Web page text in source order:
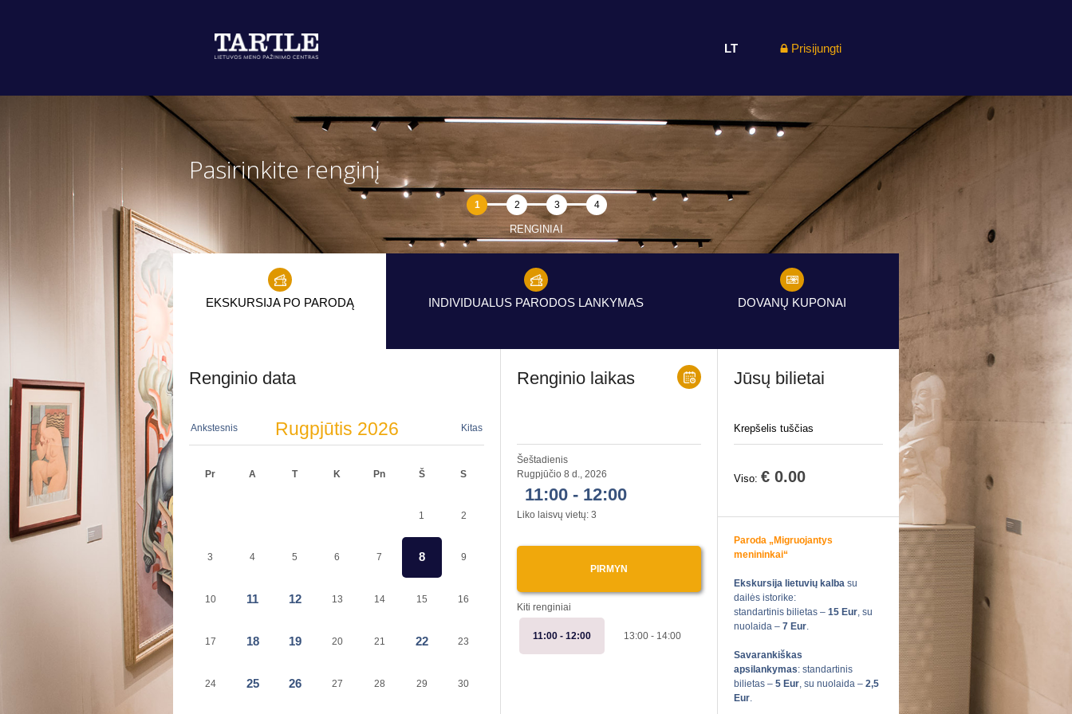
LT Prisijungti
Pasirinkite renginį
1 2 3 4
RENGINIAI
EKSKURSIJA PO PARODĄ INDIVIDUALUS PARODOS LANKYMAS DOVANŲ KUPONAI
Renginio data
Ankstesnis Kitas
Rugpjūtis 2026
Pr A T K Pn Š S
1 2
3 4 5 6 7 8 9
10 11 12 13 14 15 16
17 18 19 20 21 22 23
24 25 26 27 28 29 30
Renginio laikas
Šeštadienis
Rugpjūčio 8 d., 2026
11:00 - 12:00
Liko laisvų vietų: 3
PIRMYN
Kiti renginiai
11:00 - 12:00 13:00 - 14:00
Jūsų bilietai
Krepšelis tuščias
Viso: € 0.00
Paroda „Migruojantys
menininkai“
Ekskursija lietuvių kalba su
dailės istorike:
standartinis bilietas – 15 Eur , su
nuolaida – 7 Eur
Savarankiškas
apsilankymas: standartinis
bilietas – 5 Eur , su nuolaida – 2,5
Eur